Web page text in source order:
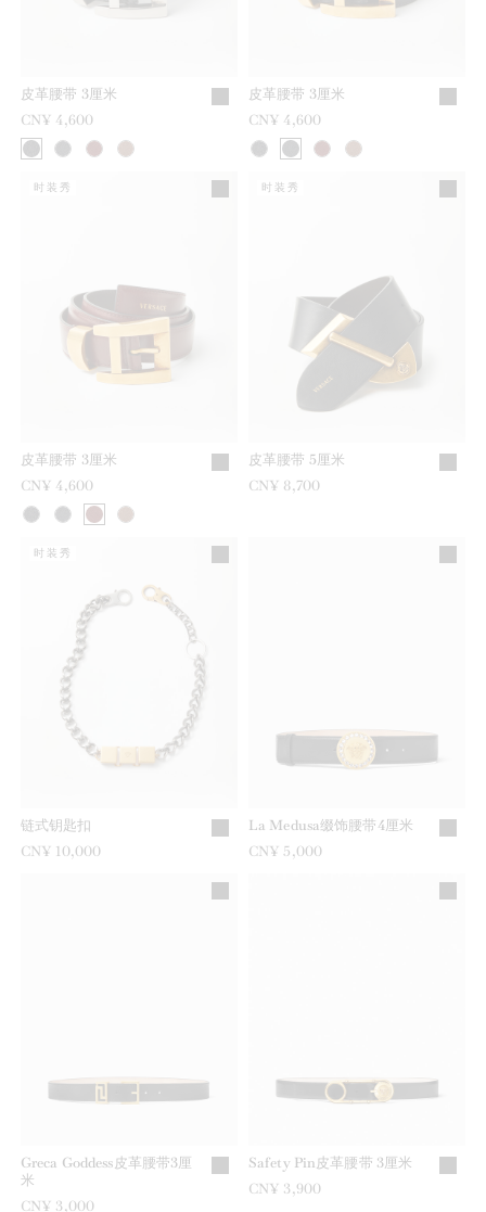
皮革腰带 3厘米
CN¥ 4,600
皮革腰带 3厘米
CN¥ 4,600
皮革腰带 3厘米
CN¥ 4,600
时装秀
皮革腰带 5厘米
CN¥ 8,700
时装秀
链式钥匙扣
CN¥ 10,000
时装秀
La Medusa缀饰腰带4厘米
CN¥ 5,000
Greca Goddess皮革腰带3厘
米
CN¥ 3,000
Safety Pin皮革腰带 3厘米
CN¥ 3,900